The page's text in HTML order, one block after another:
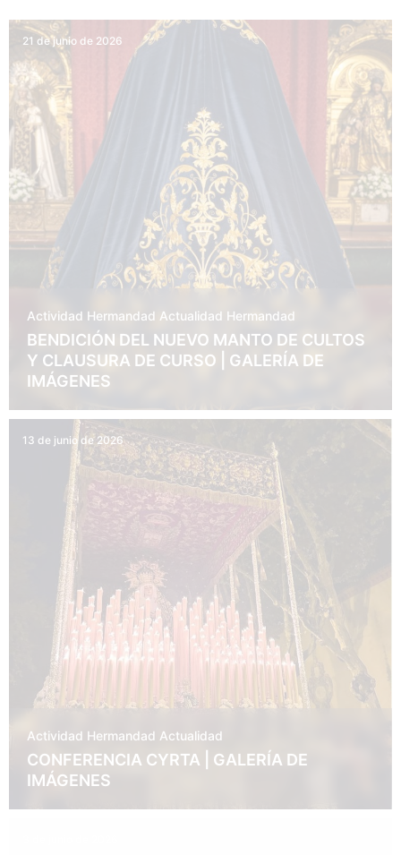
21 de junio de 2026
Actividad Hermandad Actualidad Hermandad
BENDICIÓN DEL NUEVO MANTO DE CULTOS
Y CLAUSURA DE CURSO | GALERÍA DE
IMÁGENES
13 de junio de 2026
Actividad Hermandad Actualidad
CONFERENCIA CYRTA | GALERÍA DE
IMÁGENES